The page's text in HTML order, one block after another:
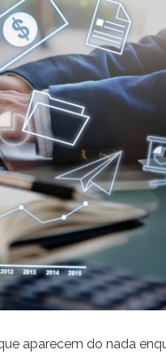
aparecem do nada